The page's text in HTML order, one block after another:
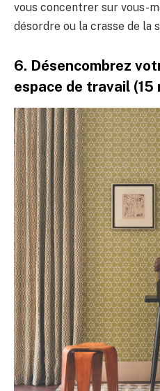
vous concentrer sur vous-
désordre ou la crasse de la
6. Désencombrez
espace de travail (15